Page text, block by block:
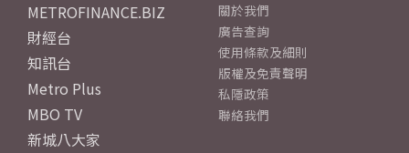
METROFINANCE.BIZ
財經台
知訊台
Metro Plus
MBO TV
新城八大家
關於我們
廣告查詢
使用條款及細則
版權及免責聲明
私隱政策
聯絡我們